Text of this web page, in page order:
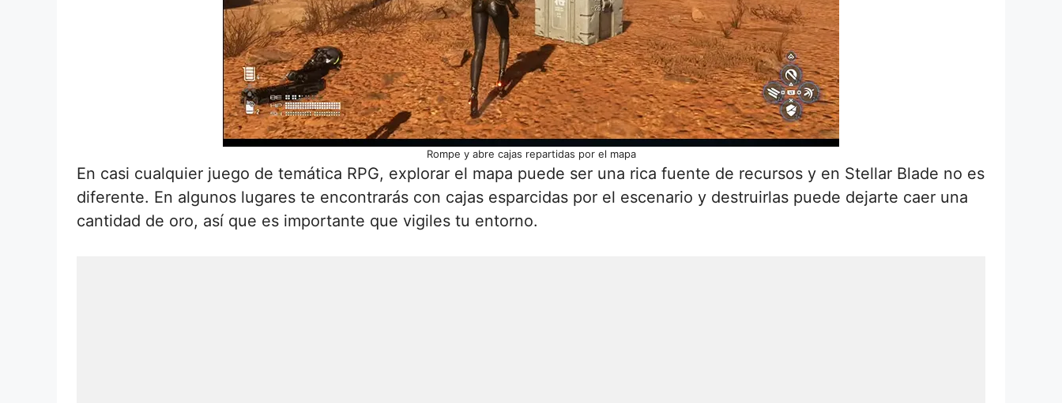
Rompe y abre cajas repartidas por el mapa
En casi cualquier juego de temática RPG, explorar el mapa puede ser una rica fuente de recursos y en Stellar Blade no es
diferente. En algunos lugares te encontrarás con cajas esparcidas por el escenario y destruirlas puede dejarte caer una
cantidad de oro, así que es importante que vigiles tu entorno.